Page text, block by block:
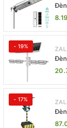
- 19%
Jsc
- 17%